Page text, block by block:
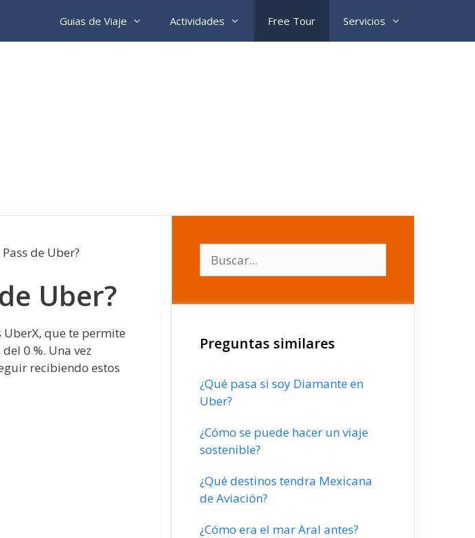
Guias de Viaje Actividades Free Tour Servicios
de Uber?
Uber?
que te permite
0 %. Una vez
recibiendo estos
Preguntas similares
¿Qué pasa si soy Diamante en
Uber?
¿Cómo se puede hacer un viaje
sostenible?
¿Qué destinos tendra Mexicana
de Aviación?
¿Cómo era el mar Aral antes?